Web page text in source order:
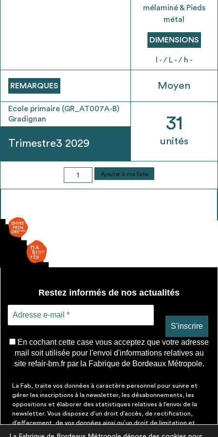
envisageables
* Attention, l’ajout des matériaux à sa liste et son envoi ne
REMARQUES
Ecole primaire (GR_AT007A-B)
Gradignan
Trimestre3 2029
mélaminé & Pieds
métal
DIMENSIONS
l - / L - / h -
Moyen
31
unités
quantité
de
Ajouter à ma liste
Restez informés de nos actualités
En cochant cette case vous acceptez que votre adresse
mail soit utilisée pour l'envoi d'informations relatives au
site refair-bm.fr par la Fabrique de Bordeaux Métropole.
La Fab, traite vos données à caractère personnel pour suivre et
gérer les inscriptions à la newsletter, les désabonnements, les
oppositions et élaborer des statistiques relatives à l’envoi de la
newsletter. Vous disposez d’un droit d’accès, de rectification,
d’effacement, de vos données ainsi qu’un droit de limitation et